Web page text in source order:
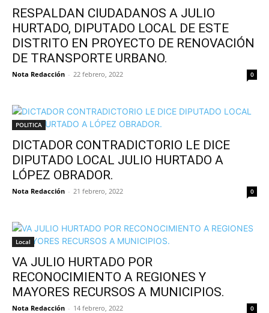
RESPALDAN CIUDADANOS A JULIO
HURTADO, DIPUTADO LOCAL DE ESTE
DISTRITO EN PROYECTO DE RENOVACIÓN
DE TRANSPORTE URBANO.
Nota Redacción - 22 febrero, 2022 0
POLITICA
DICTADOR CONTRADICTORIO LE DICE
DIPUTADO LOCAL JULIO HURTADO A
LÓPEZ OBRADOR.
Nota Redacción - 21 febrero, 2022 0
Local
VA JULIO HURTADO POR
RECONOCIMIENTO A REGIONES Y
MAYORES RECURSOS A MUNICIPIOS.
Nota Redacción - 14 febrero, 2022 0